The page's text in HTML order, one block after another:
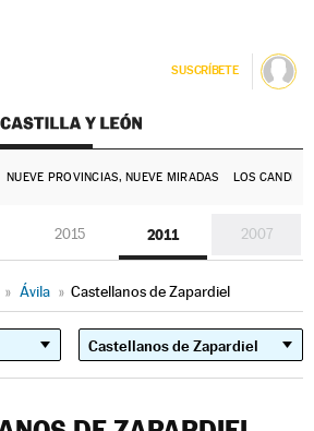
SUSCRÍBETE
NUEVE PROVINCIAS, NUEVE MIRADAS LOS
2015 2011 2007
» Ávila » Castellanos de Zapardiel